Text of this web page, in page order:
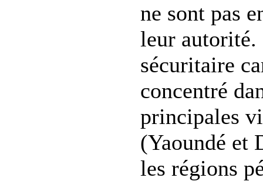
ne sont pas
leur
sécuritaire
concentré
principales
(Yaoundé et
les régions